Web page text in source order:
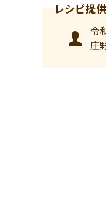
令
庄